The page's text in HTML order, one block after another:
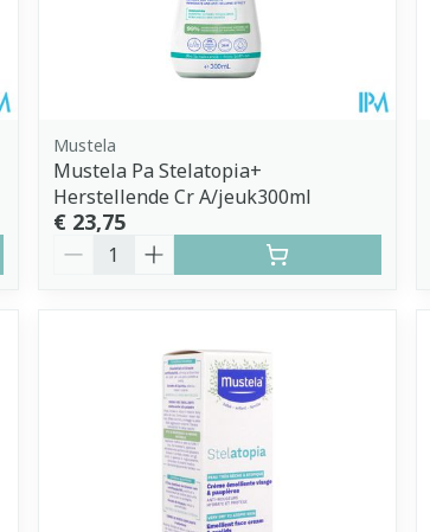
Mustela
Mustela Pa Stelatopia+
Herstellende Cr A/jeuk300ml
€ 23,75
Aantal